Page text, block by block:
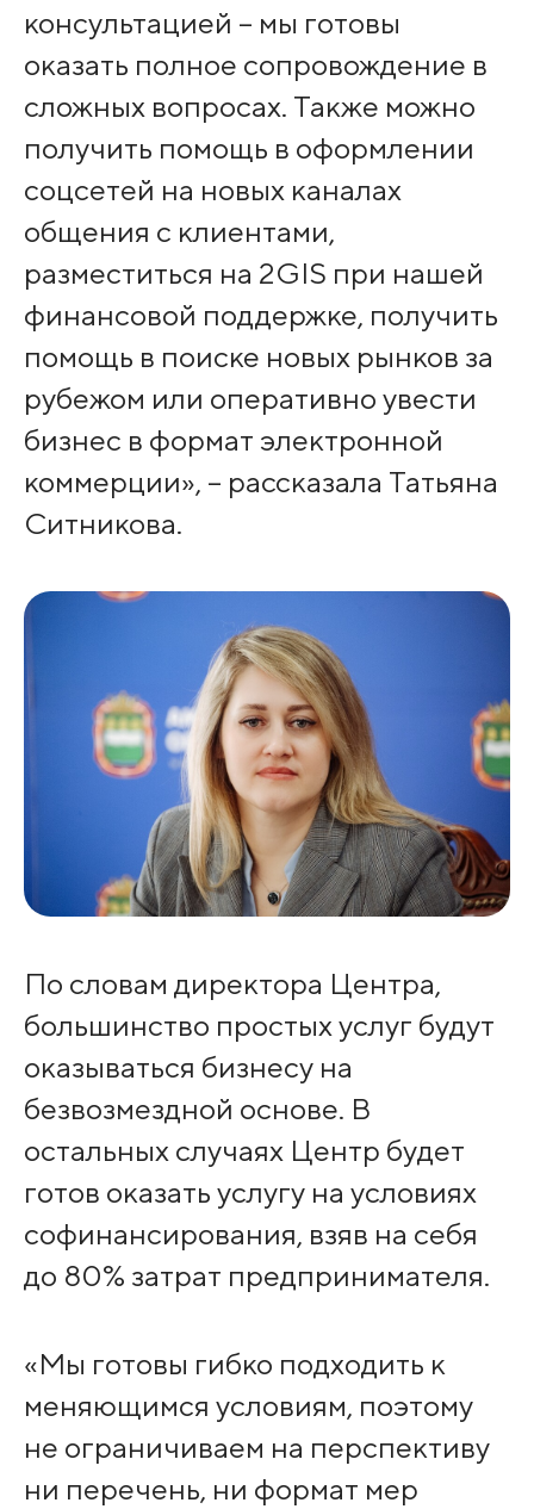
консультацией – мы готовы
оказать полное сопровождение в
сложных вопросах. Также можно
получить помощь в оформлении
соцсетей на новых каналах
общения с клиентами,
разместиться на 2GIS при нашей
финансовой поддержке, получить
помощь в поиске новых рынков за
рубежом или оперативно увести
бизнес в формат электронной
коммерции», – рассказала Татьяна
Ситникова.
По словам директора Центра,
большинство простых услуг будут
оказываться бизнесу на
безвозмездной основе. В
остальных случаях Центр будет
готов оказать услугу на условиях
софинансирования, взяв на себя
до 80% затрат предпринимателя.
«Мы готовы гибко подходить к
меняющимся условиям, поэтому
не ограничиваем на перспективу
ни перечень, ни формат мер